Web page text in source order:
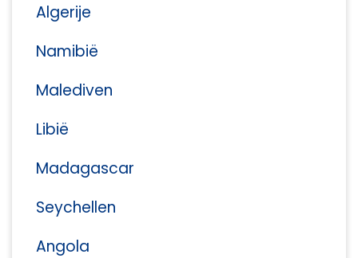
Algerije
Namibië
Malediven
Libië
Madagascar
Seychellen
Angola